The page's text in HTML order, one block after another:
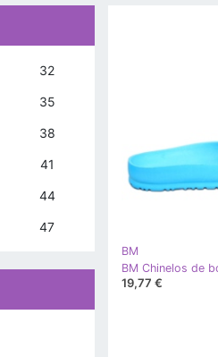
BM
19,77 €
32
35
38
41
44
47